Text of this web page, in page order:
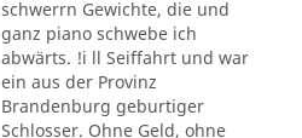
schwerrn Gewichte, die und
ganz piano schwebe ich
abwärts. !i ll Seiffahrt und war
ein aus der Provinz
Brandenburg geburtiger
Schlosser. Ohne Geld, ohne